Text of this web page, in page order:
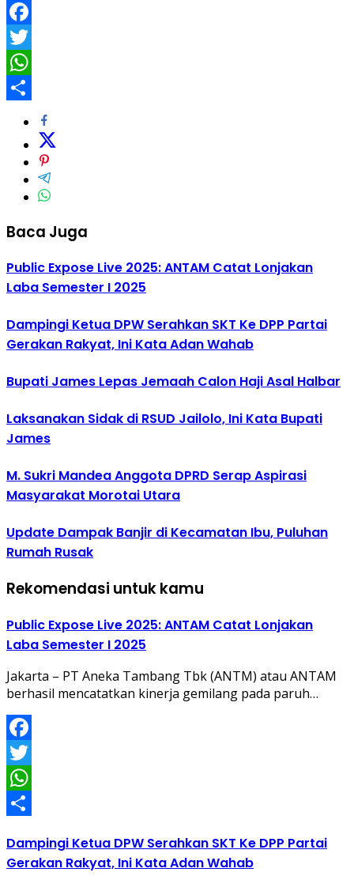
Facebook
Twitter
WhatsApp
Baca Juga
Public Expose Live 2025: ANTAM Catat Lonjakan
Laba Semester I 2025
Dampingi Ketua DPW Serahkan SKT Ke DPP Partai
Gerakan Rakyat, Ini Kata Adan Wahab
Bupati James Lepas Jemaah Calon Haji Asal Halbar
Laksanakan Sidak di RSUD Jailolo, Ini Kata Bupati
James
M. Sukri Mandea Anggota DPRD Serap Aspirasi
Masyarakat Morotai Utara
Update Dampak Banjir di Kecamatan Ibu, Puluhan
Rumah Rusak
Rekomendasi untuk kamu
Public Expose Live 2025: ANTAM Catat Lonjakan
Laba Semester I 2025
Jakarta – PT Aneka Tambang Tbk (ANTM) atau ANTAM
berhasil mencatatkan kinerja gemilang pada paruh…
Facebook
Twitter
WhatsApp
Dampingi Ketua DPW Serahkan SKT Ke DPP Partai
Gerakan Rakyat, Ini Kata Adan Wahab